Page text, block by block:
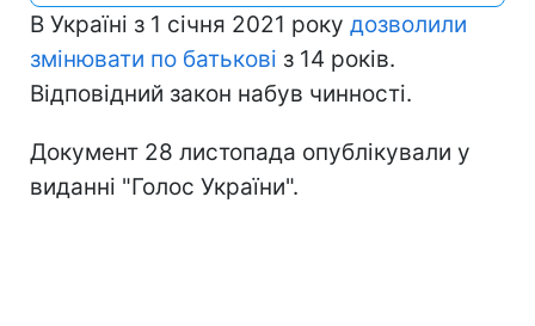
В Україні з 1 січня 2021 року дозволили
змінювати по батькові з 14 років.
Відповідний закон набув чинності.
Документ 28 листопада опублікували у
виданні "Голос України".